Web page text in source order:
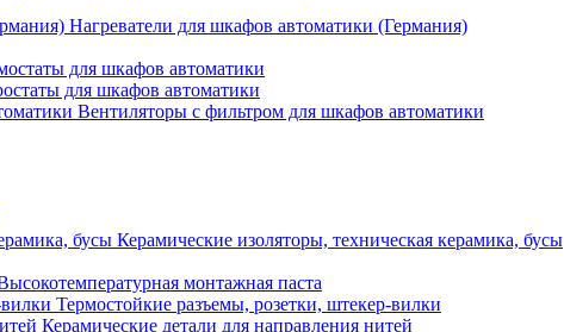
Нагреватели для шкафов автоматики (Германия)
для шкафов автоматики
для шкафов автоматики
Вентиляторы с фильтром для шкафов автоматики
Керамические изоляторы, техническая керамика, бусы
монтажная паста
Термостойкие разъемы, розетки, штекер-вилки
Керамические детали для направления нитей